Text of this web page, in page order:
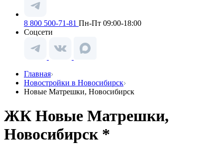
8 800 500-71-81 Пн-Пт 09:00-18:00
Соцсети
Главная
Новостройки в Новосибирск
Новые Матрешки, Новосибирск
ЖК Новые Матрешки,
Новосибирск *